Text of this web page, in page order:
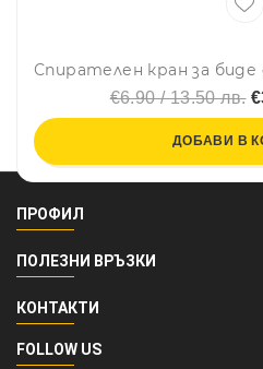
€6.90 / 13.50 лв.
ДОБАВИ В
ПРОФИЛ
ПОЛЕЗНИ ВРЪЗКИ
КОНТАКТИ
FOLLOW US